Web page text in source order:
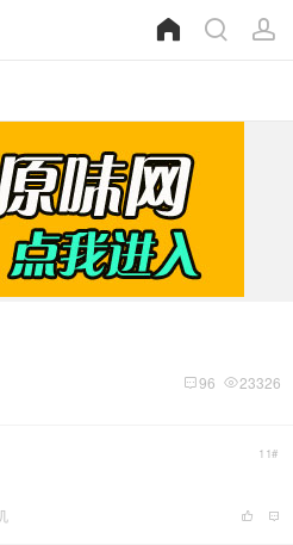
23326
96
11#